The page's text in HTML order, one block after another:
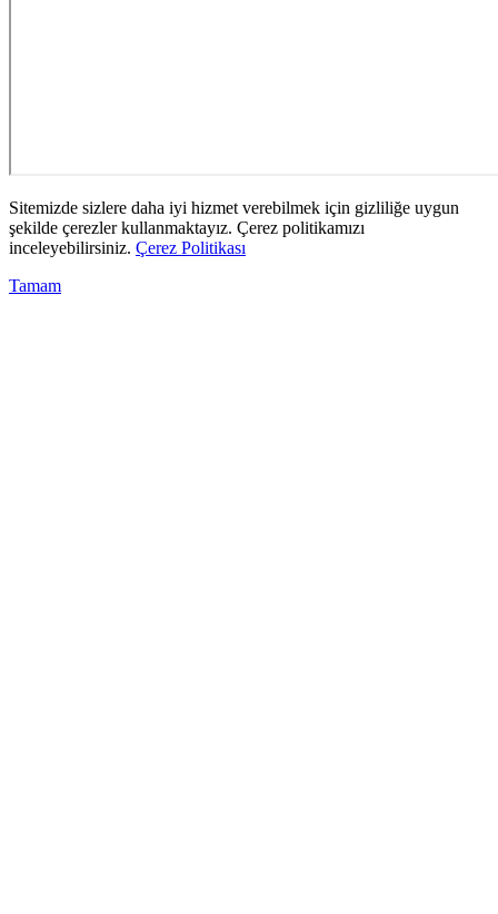
Sitemizde sizlere daha iyi hizmet verebilmek için gizliliğe uygun
şekilde çerezler kullanmaktayız. Çerez politikamızı
inceleyebilirsiniz. Çerez Politikası
Tamam